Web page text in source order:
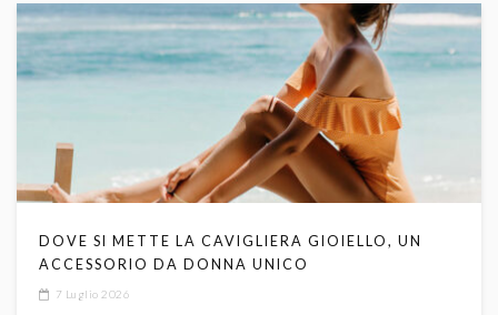
DOVE SI METTE LA CAVIGLIERA GIOIELLO, UN
ACCESSORIO DA DONNA UNICO
7 Luglio 2026